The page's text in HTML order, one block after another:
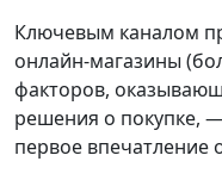
Ключевым каналом
онлайн-магазины
факторов,
решения о покупке,
первое впечатление